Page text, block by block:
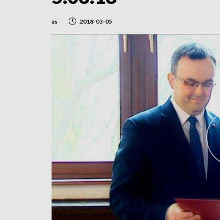
as 2018-03-05